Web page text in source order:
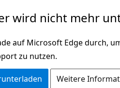
wird nicht mehr
auf Microsoft Edge durch,
zu nutzen.
Weitere